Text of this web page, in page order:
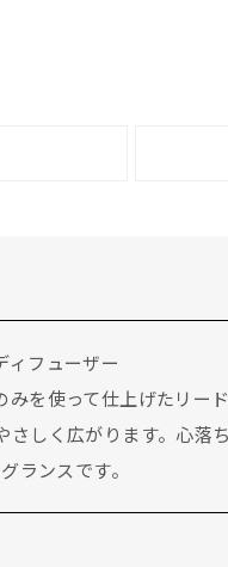
ィフューザー
を使って仕上げたリード
しく広がります。心落
ランスです。